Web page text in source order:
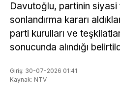
Davutoğlu, partinin
sonlandırma kararı
parti kurulları ve
sonucunda alındığı
Giriş: 30-07-2026 01:41
Kaynak: NTV